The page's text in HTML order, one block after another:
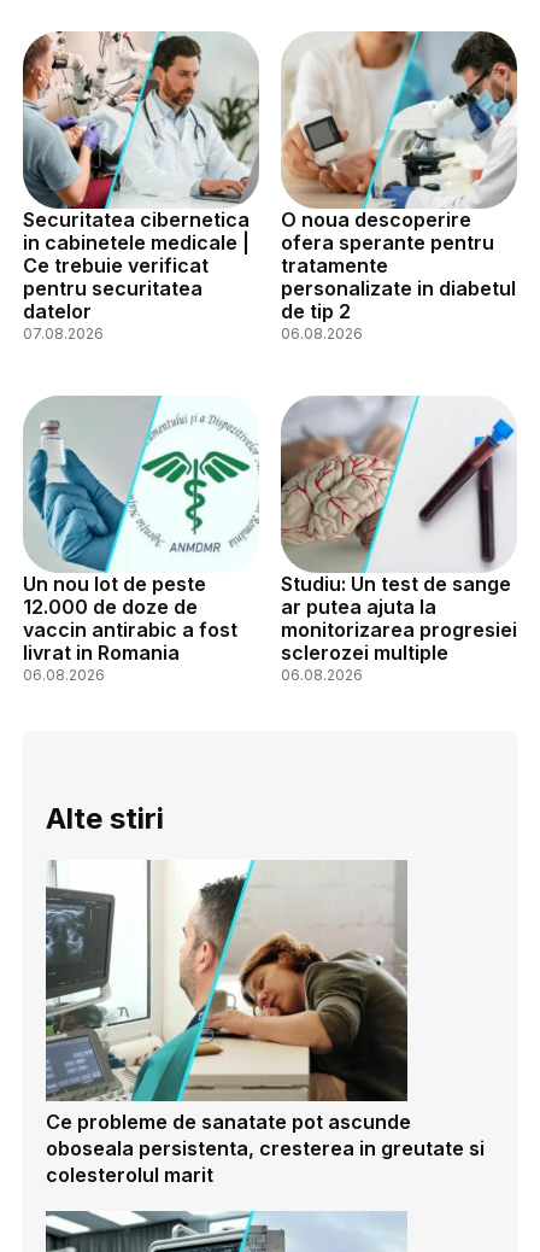
Securitatea cibernetica
in cabinetele medicale |
Ce trebuie verificat
pentru securitatea
datelor
07.08.2026
O noua descoperire
ofera sperante pentru
tratamente
personalizate in diabetul
de tip 2
06.08.2026
Un nou lot de peste
12.000 de doze de
vaccin antirabic a fost
livrat in Romania
06.08.2026
Studiu: Un test de sange
ar putea ajuta la
monitorizarea progresiei
sclerozei multiple
06.08.2026
Alte stiri
Ce probleme de sanatate pot ascunde
oboseala persistenta, cresterea in greutate si
colesterolul marit